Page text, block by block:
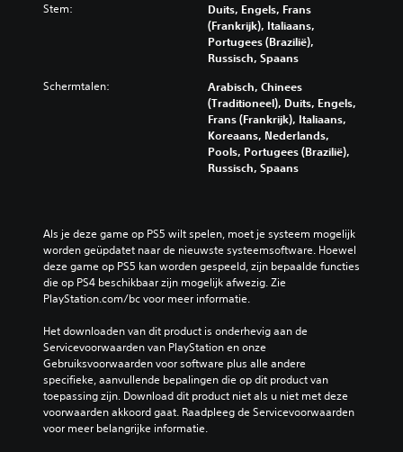
Stem:
Duits, Engels, Frans
(Frankrijk), Italiaans,
Portugees (Brazilië),
Russisch, Spaans
Schermtalen:
Arabisch, Chinees
(Traditioneel), Duits, Engels,
Frans (Frankrijk), Italiaans,
Koreaans, Nederlands,
Pools, Portugees (Brazilië),
Russisch, Spaans
Als je deze game op PS5 wilt spelen, moet je systeem mogelijk
worden geüpdatet naar de nieuwste systeemsoftware. Hoewel
deze game op PS5 kan worden gespeeld, zijn bepaalde functies
die op PS4 beschikbaar zijn mogelijk afwezig. Zie
PlayStation.com/bc voor meer informatie.
Het downloaden van dit product is onderhevig aan de
Servicevoorwaarden van PlayStation en onze
Gebruiksvoorwaarden voor software plus alle andere
specifieke, aanvullende bepalingen die op dit product van
toepassing zijn. Download dit product niet als u niet met deze
voorwaarden akkoord gaat. Raadpleeg de Servicevoorwaarden
voor meer belangrijke informatie.